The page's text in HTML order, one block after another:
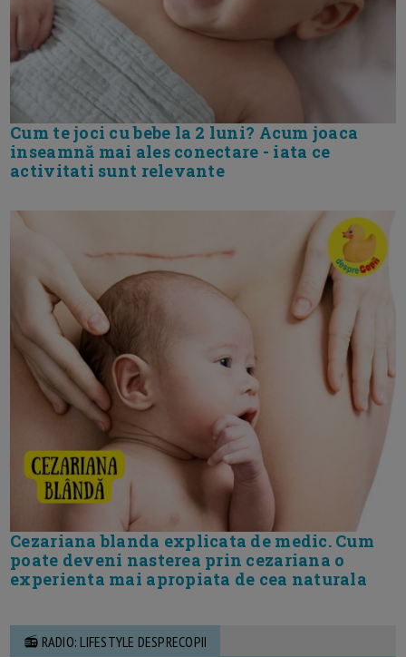
Cum te joci cu bebe la 2 luni? Acum joaca
inseamnă mai ales conectare - iata ce
activitati sunt relevante
Cezariana blanda explicata de medic. Cum
poate deveni nasterea prin cezariana o
experienta mai apropiata de cea naturala
📻 RADIO: LIFESTYLE DESPRECOPII